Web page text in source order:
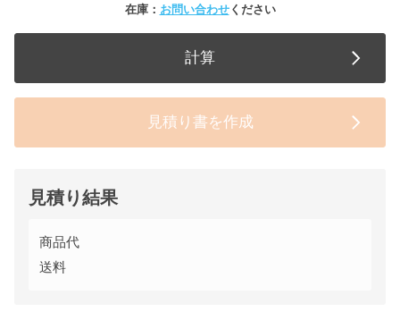
在庫： お問い合わせください
計算
見積り書を作成
見積り結果
商品代
送料